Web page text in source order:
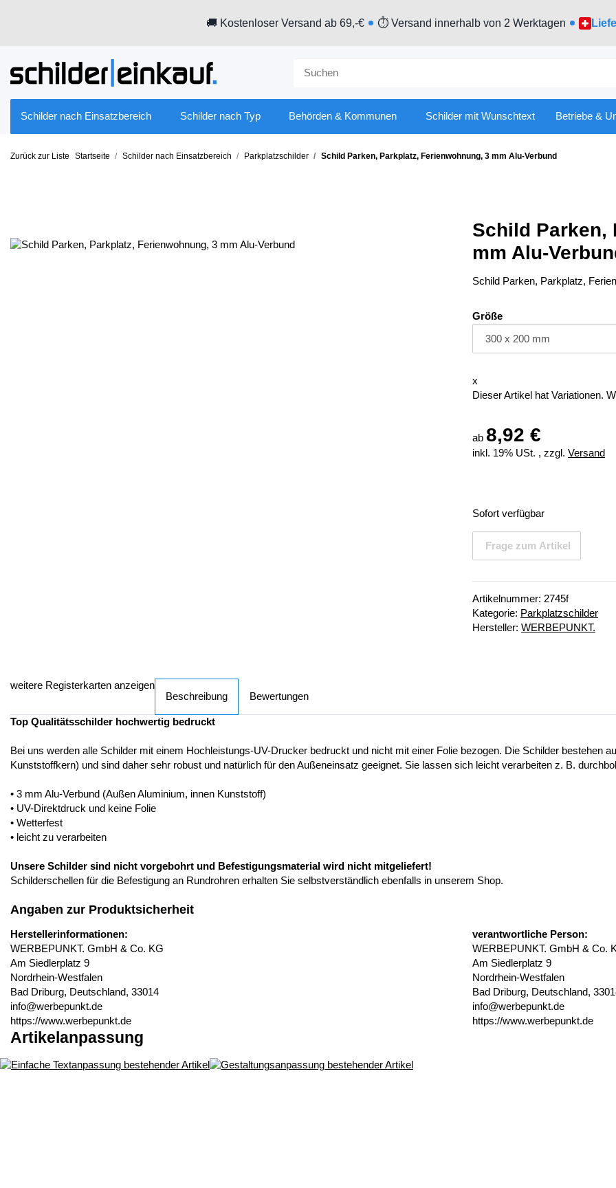
🚚 Kostenloser Versand ab 69,-€ ⏱ Versand innerhalb von 2 Werktagen
Schilder nach Einsatzbereich Schilder nach Typ Behörden & Kommunen Schilder mit Wunschtext Betriebe &
Zurück zur Liste Startseite Schilder nach Einsatzbereich Parkplatzschilder Schild Parken, Parkplatz, Ferienwohnung, 3 mm Alu-Verbund
Schild Parken,
mm Alu-
Schild Parken, Parkplatz,
Größe
x
Dieser Artikel hat Variationen.
ab 8,92 €
inkl. 19% USt. , zzgl. Versand
Sofort verfügbar
Frage zum Artikel
Artikelnummer: 2745f
Kategorie: Parkplatzschilder
Hersteller: WERBEPUNKT.
weitere Registerkarten anzeigen
Beschreibung
Bewertungen
Top Qualitätsschilder hochwertig bedruckt
Bei uns werden alle Schilder mit einem Hochleistungs-UV-Drucker bedruckt und nicht mit einer Folie bezogen. Die Schilder bestehen
Kunststoffkern) und sind daher sehr robust und natürlich für den Außeneinsatz geeignet. Sie lassen sich leicht verarbeiten z. B.
• 3 mm Alu-Verbund (Außen Aluminium, innen Kunststoff)
• UV-Direktdruck und keine Folie
• Wetterfest
• leicht zu verarbeiten
Unsere Schilder sind nicht vorgebohrt und Befestigungsmaterial wird nicht mitgeliefert!
Schilderschellen für die Befestigung an Rundrohren erhalten Sie selbstverständlich ebenfalls in unserem Shop.
Angaben zur Produktsicherheit
Herstellerinformationen:
WERBEPUNKT. GmbH & Co. KG
Am Siedlerplatz 9
Nordrhein-Westfalen
Bad Driburg, Deutschland, 33014
info@werbepunkt.de
https://www.werbepunkt.de
verantwortliche Person:
WERBEPUNKT. GmbH & Co.
Am Siedlerplatz 9
Nordrhein-Westfalen
Bad Driburg, Deutschland,
info@werbepunkt.de
https://www.werbepunkt.de
Artikelanpassung